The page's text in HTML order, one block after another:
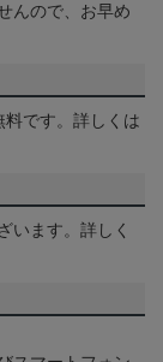
んので、お早め
です。詳しくは
います。詳しく